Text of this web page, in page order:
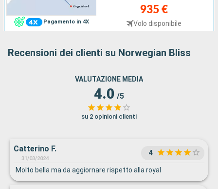
Pagamento in 4X
935 €
Volo disponibile
Recensioni dei clienti su Norwegian Bliss
VALUTAZIONE MEDIA
4.0 /5
su 2 opinioni clienti
Catterino F.
31/03/2024
4
Molto bella ma da aggiornare rispetto alla royal